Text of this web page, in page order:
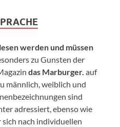
werden und müssen
zu Gunsten der
das Marburger. auf
männlich, weiblich und
sind
adressiert, ebenso wie
nach individuellen